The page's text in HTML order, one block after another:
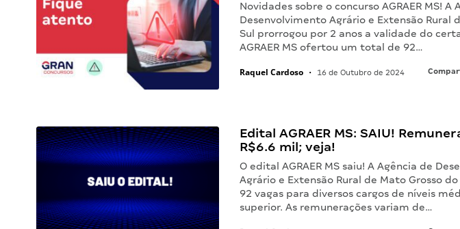
Novidades sobre o concurso AGRAER MS! A
Desenvolvimento Agrário e Extensão Rural
Sul prorrogou por 2 anos a validade do
AGRAER MS ofertou um total de 92…
Raquel Cardoso • 16 de Outubro de 2024
Edital AGRAER MS: SAIU!
R$6.6 mil; veja!
O edital AGRAER MS saiu! A Agência de
Agrário e Extensão Rural de Mato Grosso
92 vagas para diversos cargos de níveis
superior. As remunerações variam de…